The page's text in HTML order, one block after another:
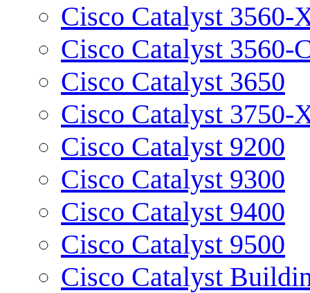
Cisco Catalyst 3560-
Cisco Catalyst 3560-
Cisco Catalyst 3650
Cisco Catalyst 3750-
Cisco Catalyst 9200
Cisco Catalyst 9300
Cisco Catalyst 9400
Cisco Catalyst 9500
Cisco Catalyst